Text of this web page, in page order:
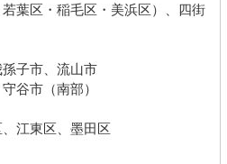
葉区・稲毛区・美浜区）、四街
子市、流山市
谷市（南部）
江東区、墨田区